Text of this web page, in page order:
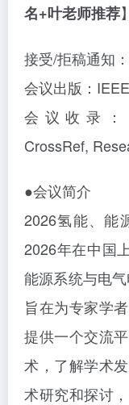
名+叶老师推荐
接受/拒稿通知
会议出版：
会议收录：
CrossRef,
●会议简介
2026氢能、能
2026年在中国
能源系统与电
旨在为专家学
提供一个交流
术，了解学术
术研究和探讨